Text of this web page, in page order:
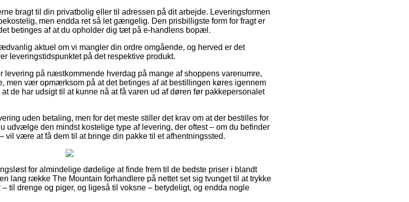
bragt til din privatbolig eller til adressen på dit arbejde. Leveringsformen
men endda ret så let gængelig. Den prisbilligste form for fragt er
betinges af at du opholder dig tæt på e-handlens bopæl.
aktuel om vi mangler din ordre omgående, og herved er det
leveringstidspunktet på det respektive produkt.
levering på næstkommende hverdag på mange af shoppens varenumre,
men vær opmærksom på at det betinges af at bestillingen køres igennem
de har udsigt til at kunne nå at få varen ud af døren før pakkepersonalet
uden betaling, men for det meste stiller det krav om at der bestilles for
udvælge den mindst kostelige type af levering, der oftest – om du befinder
vil være at få dem til at bringe din pakke til et afhentningssted.
for almindelige dødelige at finde frem til de bedste priser i blandt
lang række The Mountain forhandlere på nettet set sig tvunget til at trykke
til drenge og piger, og ligeså til voksne – betydeligt, og endda nogle